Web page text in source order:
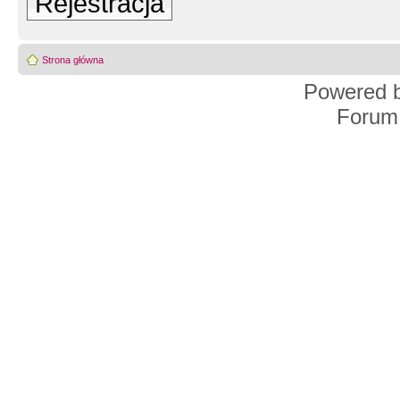
Strona główna
Powered